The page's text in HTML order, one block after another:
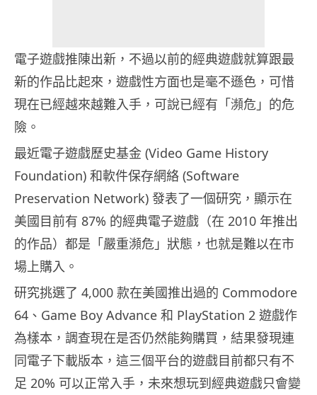
電子遊戲推陳出新，不過以前的經典遊戲就算跟最
新的作品比起來，遊戲性方面也是毫不遜色，可惜
現在已經越來越難入手，可說已經有「瀕危」的危
險。
最近電子遊戲歷史基金 (Video Game History
Foundation) 和軟件保存網絡 (Software
Preservation Network) 發表了一個研究，顯示在
美國目前有 87% 的經典電子遊戲（在 2010 年推出
的作品）都是「嚴重瀕危」狀態，也就是難以在市
場上購入。
研究挑選了 4,000 款在美國推出過的 Commodore
64、Game Boy Advance 和 PlayStation 2 遊戲作
為樣本，調查現在是否仍然能夠購買，結果發現連
同電子下載版本，這三個平台的遊戲目前都只有不
足 20% 可以正常入手，未來想玩到經典遊戲只會變